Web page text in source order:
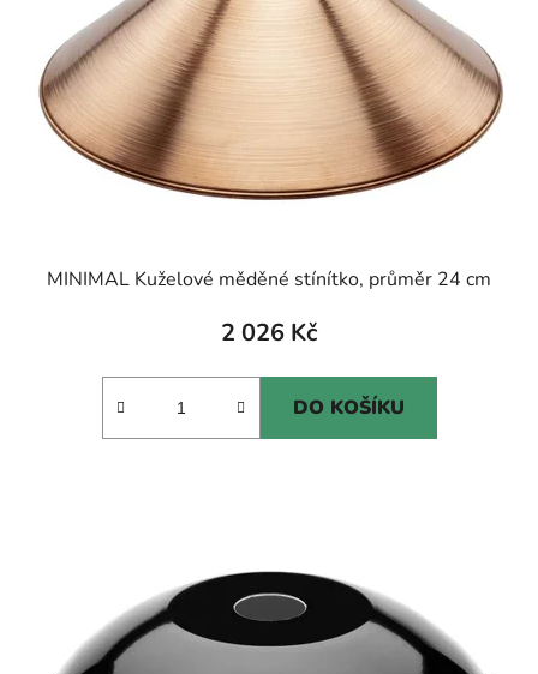
MINIMAL Kuželové měděné stínítko, průměr 24 cm
2 026 Kč
DO KOŠÍKU